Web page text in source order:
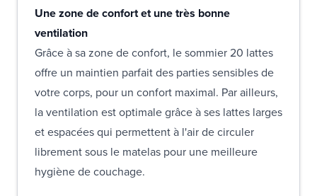
Une zone de confort et une très bonne
ventilation
Grâce à sa zone de confort, le sommier 20 lattes
offre un maintien parfait des parties sensibles de
votre corps, pour un confort maximal. Par ailleurs,
la ventilation est optimale grâce à ses lattes larges
et espacées qui permettent à l'air de circuler
librement sous le matelas pour une meilleure
hygiène de couchage.